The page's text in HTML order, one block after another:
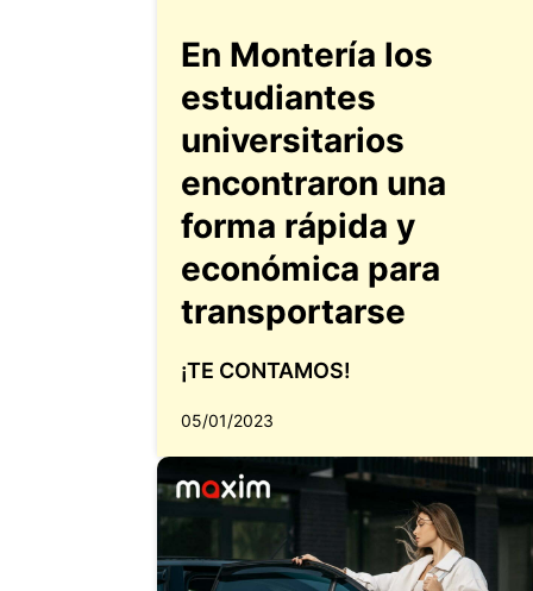
En Montería los
estudiantes
universitarios
encontraron una
forma rápida y
económica para
transportarse
¡TE CONTAMOS!
05/01/2023